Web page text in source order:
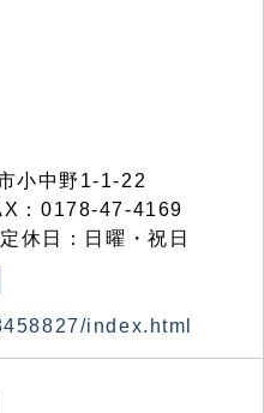
小中野1-1-22
：0178-47-4169
休日：日曜・祝日
index.html